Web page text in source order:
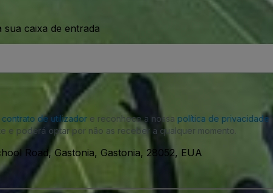
caixa de entrada
contrato de utilizador e reconhece a nossa política de privacidade
e poderá optar por não as receber a qualquer momento.
Road, Gastonia, Gastonia, 28052, EUA